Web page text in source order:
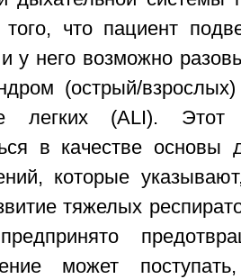
того, что пациент
у него возможно
(острый/
легких (ALI). Этот
в качестве основы
которые
тяжелых
может